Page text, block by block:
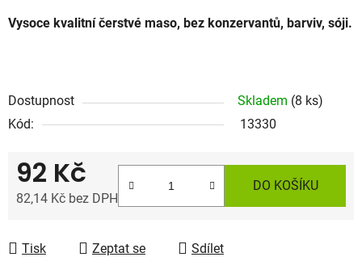
Vysoce kvalitní čerstvé maso, bez konzervantů, barviv, sóji.
Dostupnost Skladem (8 ks)
Kód:
13330
92 Kč
82,14 Kč bez DPH
DO KOŠÍKU
Tisk Zeptat se Sdílet